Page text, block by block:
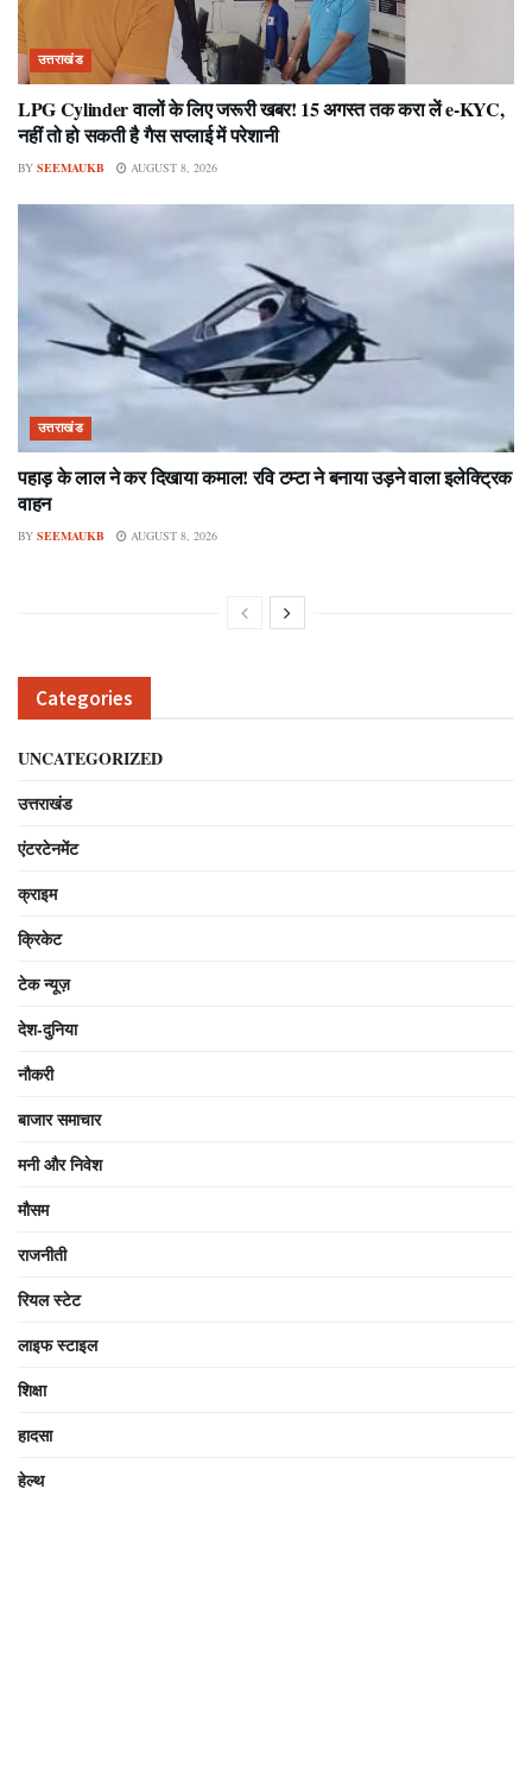
उत्तराखंड
LPG Cylinder वालों के लिए जरूरी खबर! 15 अगस्त तक करा लें e-KYC,
नहीं तो हो सकती है गैस सप्लाई में परेशानी
BY SEEMAUKB AUGUST 8, 2026
उत्तराखंड
पहाड़ के लाल ने कर दिखाया कमाल! रवि टम्टा ने बनाया उड़ने वाला इलेक्ट्रिक
वाहन
BY SEEMAUKB AUGUST 8, 2026
Categories
UNCATEGORIZED
उत्तराखंड
एंटरटेनमेंट
क्राइम
क्रिकेट
टेक न्यूज़
देश-दुनिया
नौकरी
बाजार समाचार
मनी और निवेश
मौसम
राजनीती
रियल स्टेट
लाइफ स्टाइल
शिक्षा
हादसा
हेल्थ